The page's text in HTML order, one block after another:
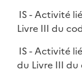
IS - Activité
Livre III du
IS - Activité
du Livre III